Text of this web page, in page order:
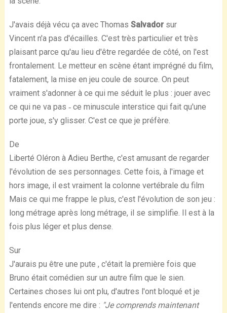
J'avais déjà vécu ça avec Thomas Salvadorsur
Vincent n'a pas d'écailles. C'est très particulier et très
plaisant parce qu'au lieu d'être regardée de côté, on l'est
frontalement. Le metteur en scène étant imprégné du film,
fatalement, la mise en jeu coule de source. On peut
vraiment s'adonner à ce qui me séduit le plus : jouer avec
ce qui ne va pas ‐ ce minuscule interstice qui fait qu'une
porte joue, s'y glisser. C'est ce que je préfère.
De
Liberté Oléron à Adieu Berthe, c'est amusant de regarder
l'évolution de ses personnages. Cette fois, à l'image et
hors image, il est vraiment la colonne vertébrale du film
Mais ce qui me frappe le plus, c'est l'évolution de son jeu :
long métrage après long métrage, il se simplifie. Il est à la
fois plus léger et plus dense.
Sur
J'aurais pu être une pute , c'était la première fois que
Bruno était comédien sur un autre film que le sien.
Certaines choses lui ont plu, d'autres l'ont bloqué et je
l'entends encore me dire : "Je comprends maintenant